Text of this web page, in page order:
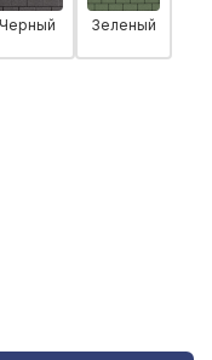
Черный Зеленый